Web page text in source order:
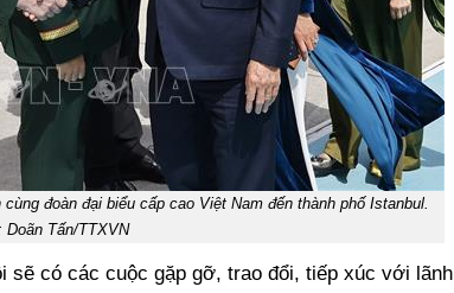
đoàn đại biểu cấp cao Việt Nam đến thành phố Istanbul.
Doãn Tấn/TTXVN
sẽ có các cuộc gặp gỡ, trao đổi, tiếp xúc với lãnh